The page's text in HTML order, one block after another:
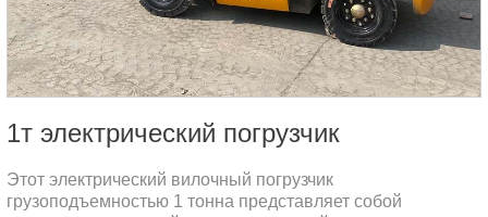
1т электрический погрузчик
Этот электрический вилочный погрузчик
грузоподъемностью 1 тонна представляет собой